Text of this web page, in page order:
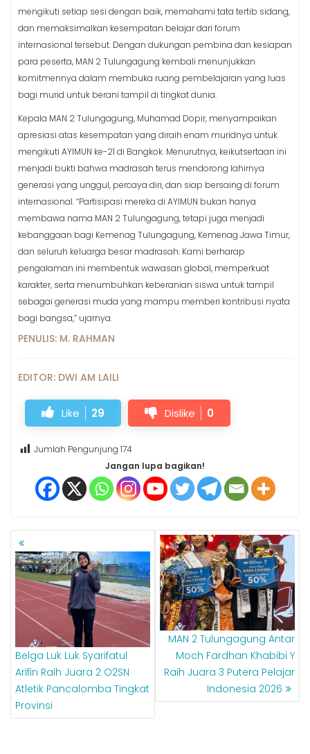
mengikuti setiap sesi dengan baik, memahami tata tertib sidang,
dan memaksimalkan kesempatan belajar dari forum
internasional tersebut. Dengan dukungan pembina dan kesiapan
para peserta, MAN 2 Tulungagung kembali menunjukkan
komitmennya dalam membuka ruang pembelajaran yang luas
bagi murid untuk berani tampil di tingkat dunia.
Kepala MAN 2 Tulungagung, Muhamad Dopir, menyampaikan
apresiasi atas kesempatan yang diraih enam muridnya untuk
mengikuti AYIMUN ke-21 di Bangkok. Menurutnya, keikutsertaan ini
menjadi bukti bahwa madrasah terus mendorong lahirnya
generasi yang unggul, percaya diri, dan siap bersaing di forum
internasional. “Partisipasi mereka di AYIMUN bukan hanya
membawa nama MAN 2 Tulungagung, tetapi juga menjadi
kebanggaan bagi Kemenag Tulungagung, Kemenag Jawa Timur,
dan seluruh keluarga besar madrasah. Kami berharap
pengalaman ini membentuk wawasan global, memperkuat
karakter, serta menumbuhkan keberanian siswa untuk tampil
sebagai generasi muda yang mampu memberi kontribusi nyata
bagi bangsa,” ujarnya.
PENULIS: M. RAHMAN
EDITOR: DWI AM LAILI
Like 29 Dislike 0
Jumlah Pengunjung 174
Jangan lupa bagikan!
NAVIGASI
POS
Belga Luk Luk Syarifatul
Arifin Raih Juara 2 O2SN
Atletik Pancalomba Tingkat
Provinsi
MAN 2 Tulungagung Antar
Moch Fardhan Khabibi Y
Raih Juara 3 Putera Pelajar
Indonesia 2026